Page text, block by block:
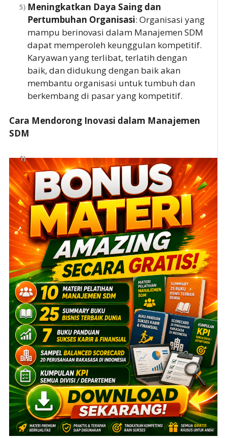
Meningkatkan Daya Saing dan
Pertumbuhan Organisasi: Organisasi yang
mampu berinovasi dalam Manajemen SDM
dapat memperoleh keunggulan kompetitif.
Karyawan yang terlibat, terlatih dengan
baik, dan didukung dengan baik akan
membantu organisasi untuk tumbuh dan
berkembang di pasar yang kompetitif.
Cara Mendorong Inovasi dalam Manajemen
SDM